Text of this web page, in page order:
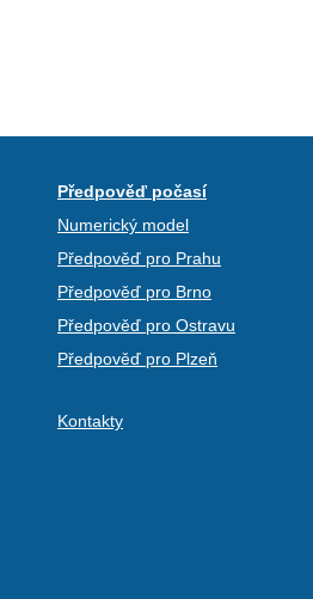
Předpověď počasí
Numerický model
Předpověď pro Prahu
Předpověď pro Brno
Předpověď pro Ostravu
Předpověď pro Plzeň
Kontakty